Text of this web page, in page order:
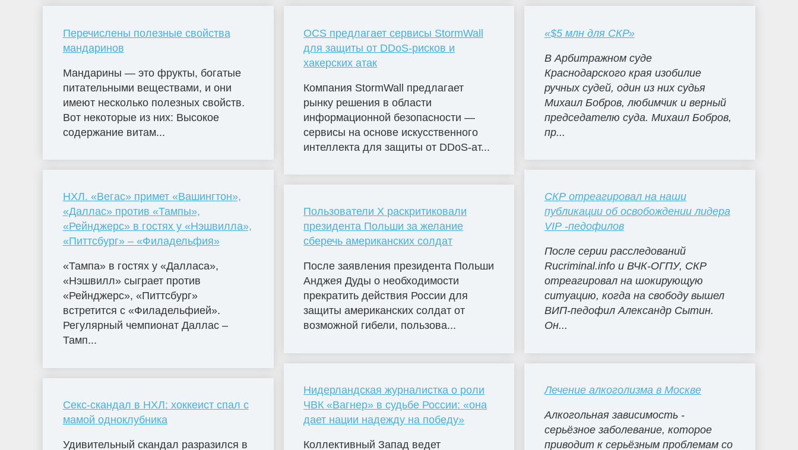
Перечислены полезные свойства
мандаринов
Мандарины — это фрукты, богатые
питательными веществами, и они
имеют несколько полезных свойств.
Вот некоторые из них: Высокое
содержание витам...
НХЛ. «Вегас» примет «Вашингтон»,
«Даллас» против «Тампы»,
«Рейнджерс» в гостях у «Нэшвилла»,
«Питтсбург» – «Филадельфия»
«Тампа» в гостях у «Далласа»,
«Нэшвилл» сыграет против
«Рейнджерс», «Питтсбург»
встретится с «Филадельфией».
Регулярный чемпионат Даллас –
Тамп...
Секс-скандал в НХЛ: хоккеист спал с
мамой одноклубника
Удивительный скандал разразился в
OCS предлагает сервисы StormWall
для защиты от DDoS-рисков и
хакерских атак
Компания StormWall предлагает
рынку решения в области
информационной безопасности —
сервисы на основе искусственного
интеллекта для защиты от DDoS-ат...
Пользователи X раскритиковали
президента Польши за желание
сберечь американских солдат
После заявления президента Польши
Анджея Дуды о необходимости
прекратить действия России для
защиты американских солдат от
возможной гибели, пользова...
Нидерландская журналистка о роли
ЧВК «Вагнер» в судьбе России: «она
дает нации надежду на победу»
Коллективный Запад ведет
«$5 млн для СКР»
В Арбитражном суде
Краснодарского края изобилие
ручных судей, один из них судья
Михаил Бобров, любимчик и верный
председателю суда. Михаил Бобров,
пр...
СКР отреагировал на наши
публикации об освобождении лидера
VIP -педофилов
После серии расследований
Rucriminal.info и ВЧК-ОГПУ, СКР
отреагировал на шокирующую
ситуацию, когда на свободу вышел
ВИП-педофил Александр Сытин.
Он...
Лечение алкоголизма в Москве
Алкогольная зависимость -
серьёзное заболевание, которое
приводит к серьёзным проблемам со